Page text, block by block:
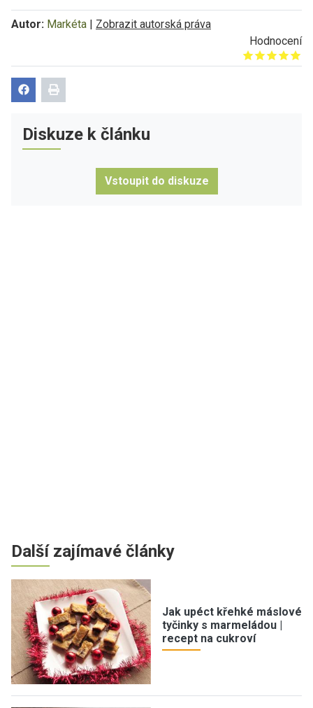
Autor: Markéta | Zobrazit autorská práva
Hodnocení
Give it 1/5
Give it 2/5
Give it 3/5
Give it 4/5
Give it 5/5
Diskuze k článku
Vstoupit do diskuze
Další zajímavé články
Jak upéct křehké máslové
tyčinky s marmeládou |
recept na cukroví